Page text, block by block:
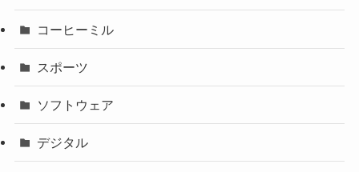
コーヒーミル
スポーツ
ソフトウェア
デジタル